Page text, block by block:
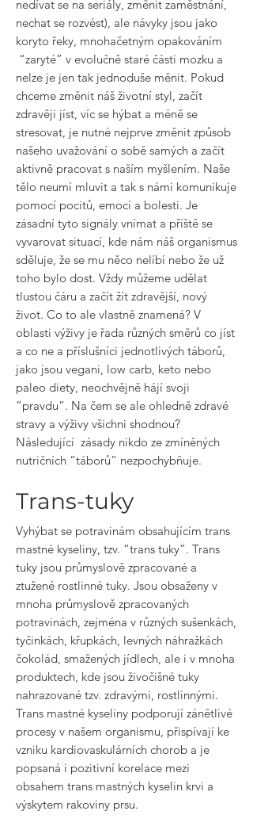
nedívat se na seriály, změnit zaměstnání,
nechat se rozvést), ale návyky jsou jako
koryto řeky, mnohačetným opakováním
“zaryté” v evolučně staré části mozku a
nelze je jen tak jednoduše měnit. Pokud
chceme změnit náš životní styl, začít
zdravěji jíst, víc se hýbat a méně se
stresovat, je nutné nejprve změnit způsob
našeho uvažování o sobě samých a začít
aktivně pracovat s naším myšlením. Naše
tělo neumí mluvit a tak s námi komunikuje
pomocí pocitů, emocí a bolesti. Je
zásadní tyto signály vnímat a příště se
vyvarovat situací, kde nám náš organismus
sděluje, že se mu něco nelíbí nebo že už
toho bylo dost. Vždy můžeme udělat
tlustou čáru a začít žít zdravější, nový
život. Co to ale vlastně znamená? V
oblasti výživy je řada různých směrů co jíst
a co ne a příslušníci jednotlivých táborů,
jako jsou vegani, low carb, keto nebo
paleo diety, neochvějně hájí svoji
“pravdu”. Na čem se ale ohledně zdravé
stravy a výživy všichni shodnou?
Následující zásady nikdo ze zmíněných
nutričních “táborů” nezpochybňuje.
Trans-tuky
Vyhýbat se potravinám obsahujícím trans
mastné kyseliny, tzv. “trans tuky”. Trans
tuky jsou průmyslově zpracované a
ztužené rostlinné tuky. Jsou obsaženy v
mnoha průmyslově zpracovaných
potravinách, zejména v různých sušenkách,
tyčinkách, křupkách, levných náhražkách
čokolád, smažených jídlech, ale i v mnoha
produktech, kde jsou živočišné tuky
nahrazované tzv. zdravými, rostlinnými.
Trans mastné kyseliny podporují zánětlivé
procesy v našem organismu, přispívají ke
vzniku kardiovaskulárních chorob a je
popsaná i pozitivní korelace mezi
obsahem trans mastných kyselin krvi a
výskytem rakoviny prsu.